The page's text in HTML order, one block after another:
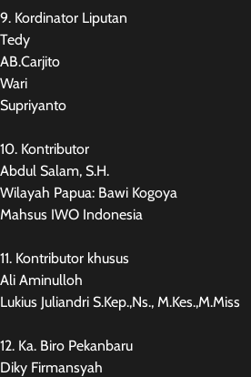
9. Kordinator Liputan
Tedy
AB.Carjito
Wari
Supriyanto
10. Kontributor
Abdul Salam, S.H.
Wilayah Papua: Bawi Kogoya
Mahsus IWO Indonesia
11. Kontributor khusus
Ali Aminulloh
Lukius Juliandri S.Kep.,Ns., M.Kes.,M.Miss
12. Ka. Biro Pekanbaru
Diky Firmansyah